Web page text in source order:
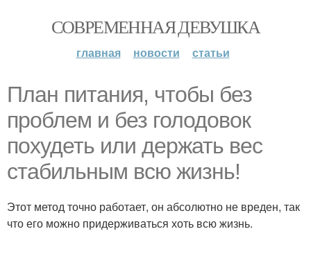
СОВРЕМЕННАЯ ДЕВУШКА
главная новости статьи
План питания, чтобы без
проблем и без голодовок
похудеть или держать вес
стабильным всю жизнь!
Этот метод точно работает, он абсолютно не вреден, так
что его можно придерживаться хоть всю жизнь.